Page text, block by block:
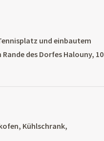
und einbautem
des Dorfes Halouny, 10
Kühlschrank,